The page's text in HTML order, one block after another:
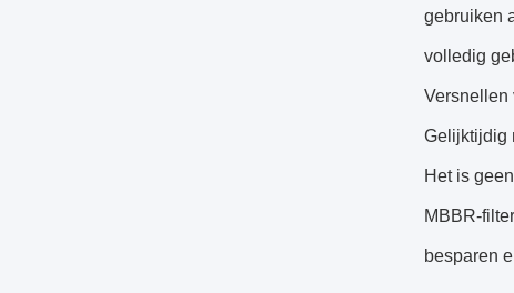
gebruiken
volledig
Versnellen
Gelijktijdig
Het is
MBBR-
besparen